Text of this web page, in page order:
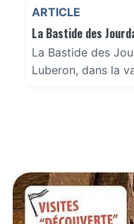
ARTICLE
La Bastide des
La Bastide des
Luberon, dans la